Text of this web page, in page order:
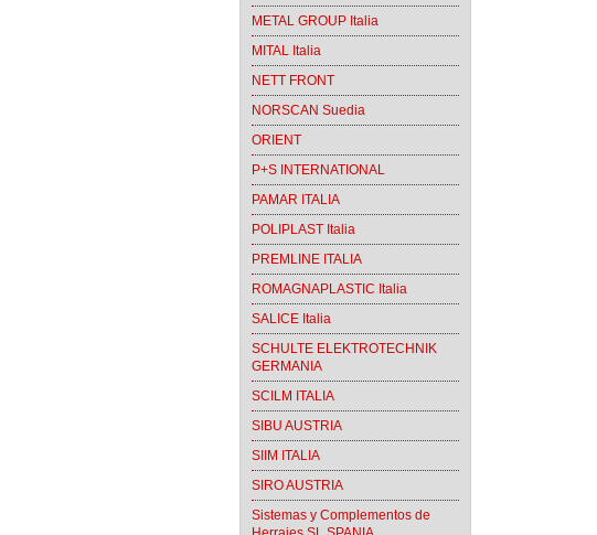
METAL GROUP Italia
MITAL Italia
NETT FRONT
NORSCAN Suedia
ORIENT
P+S INTERNATIONAL
PAMAR ITALIA
POLIPLAST Italia
PREMLINE ITALIA
ROMAGNAPLASTIC Italia
SALICE Italia
SCHULTE ELEKTROTECHNIK
GERMANIA
SCILM ITALIA
SIBU AUSTRIA
SIIM ITALIA
SIRO AUSTRIA
Sistemas y Complementos de